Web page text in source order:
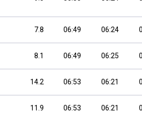
06:24
06:49
7.8
06:25
06:49
8.1
06:21
06:53
14.2
06:21
06:53
11.9